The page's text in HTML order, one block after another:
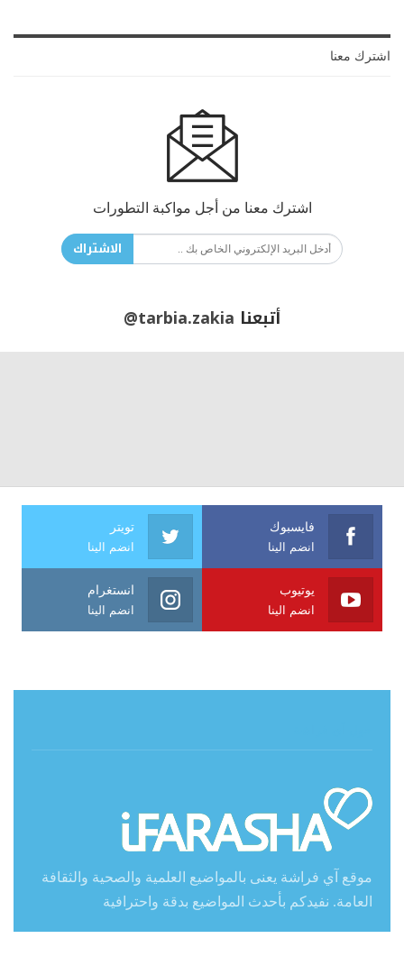
اشترك معنا
اشترك معنا من أجل مواكبة التطورات
الاشتراك
أتبعنا @tarbia.zakia
فايسبوك
انضم الينا
تويتر
انضم الينا
يوتيوب
انضم الينا
انستغرام
انضم الينا
موقع آي فراشة يعنى بالمواضيع العلمية والصحية والثقافة
العامة. نفيدكم بأحدث المواضيع بدقة واحترافية